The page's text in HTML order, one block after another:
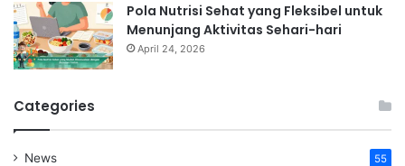
Pola Nutrisi Sehat yang Fleksibel untuk
Menunjang Aktivitas Sehari-hari
April 24, 2026
Categories
News 55